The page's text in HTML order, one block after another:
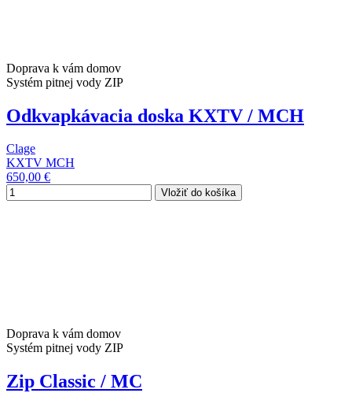
Doprava k vám domov
Systém pitnej vody ZIP
Odkvapkávacia doska KXTV / MCH
Clage
KXTV MCH
650,00 €
Vložiť do košíka
Doprava k vám domov
Systém pitnej vody ZIP
Zip Classic / MC